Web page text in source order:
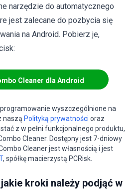
narzędzie do automatycznego
jest zalecane do pozbycia się
na Android. Pobierz je,
Cleaner dla Android
wyszczególnione na
naszą Polityką prywatności oraz
z w pełni funkcjonalnego produktu,
Cleaner. Dostępny jest 7-dniowy
Cleaner jest własnością i jest
, spółkę macierzystą PCRisk.
kroki należy podjąć w